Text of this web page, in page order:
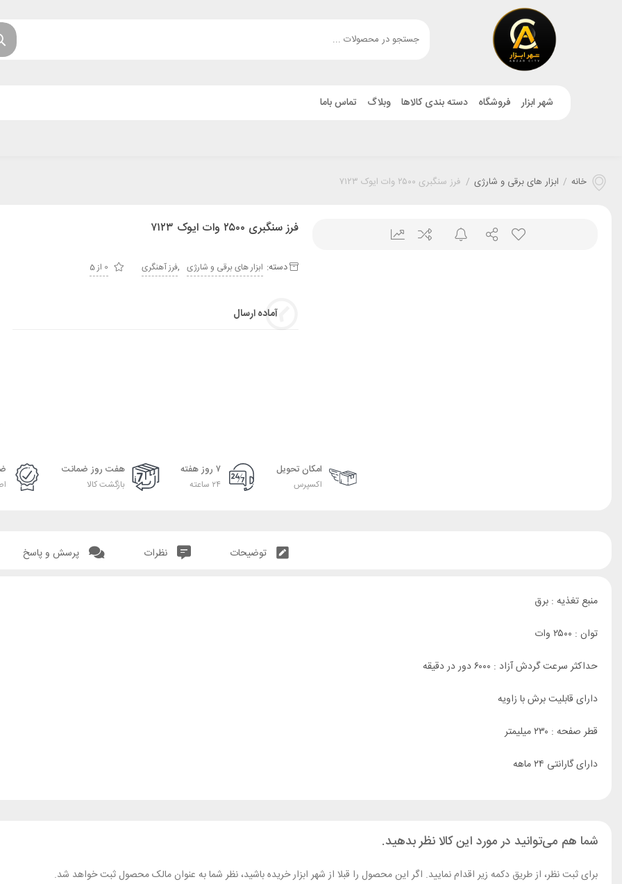
شهر ابزار فروشگاه دسته بندی کالاها وبلاگ تماس باما
خانه / ابزار های برقی و شارژی / فرز سنگبری ۲۵۰۰ وات ایوک ۷۱۲۳
فرز سنگبری ۲۵۰۰ وات ایوک ۷۱۲۳
دسته: ابزار های برقی و شارژی ,فرز آهنگری 0 از 5
آماده ارسال
امکان تحویل
اکسپرس
۷ روز هفته
۲۴ ساعته
هفت روز ضمانت
بازگشت کالا
توضیحات نظرات پرسش و پاسخ
منبع تغذیه : برق
توان : ۲۵۰۰ وات
حداکثر سرعت گردش آزاد : ۶۰۰۰ دور در دقیقه
دارای قابلیت برش با زاویه
قطر صفحه : ۲۳۰ میلیمتر
دارای گارانتی ۲۴ ماهه
شما هم می‌توانید در مورد این کالا نظر بدهید.
برای ثبت نظر، از طریق دکمه زیر اقدام نمایید. اگر این محصول را قبلا از شهر ابزار خریده باشید، نظر شما به عنوان مالک محصول ثبت خواهد شد.